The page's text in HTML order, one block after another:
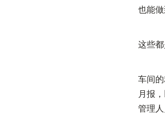
也能
这些
车间
月报
管理